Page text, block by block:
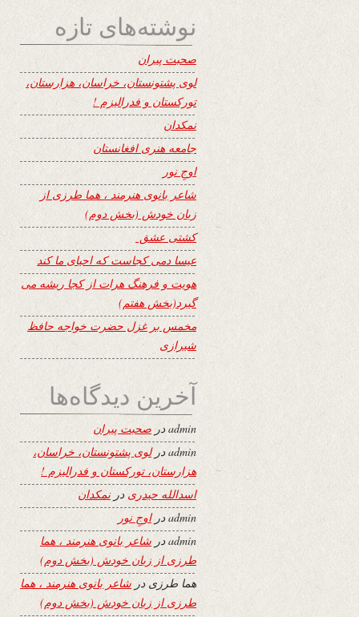
نوشته‌های تازه
صحبت پیران
لوی پشتونستان، خراسان، هزارستان،
تورکستان و فدرالیزم !
نمکدان
جامعه هنری افغانستان
اوجِ نور
شاعر بانوی هنرمند ، هما طرزی از
زبان خودش (بخش دوم)
کشتی عشق
عیسا دمی کجاست که احیای ما کند
هویت و فرهنگ هرات از کجا ریشه می
گیرد(بخش هفتم)
مخمس بر غزل حضرت خواجه حافظ
شیرازی
آخرین دیدگاه‌ها
adminدر صحبت پیران
admin درلوی پشتونستان، خراسان،
هزارستان، تورکستان و فدرالیزم !
اسدالله حیدری درنمکدان
adminدراوجِ نور
adminدر شاعر بانوی هنرمند ، هما
طرزی از زبان خودش (بخش دوم)
هما طرزی در شاعر بانوی هنرمند ، هما
طرزی از زبان خودش (بخش دوم)